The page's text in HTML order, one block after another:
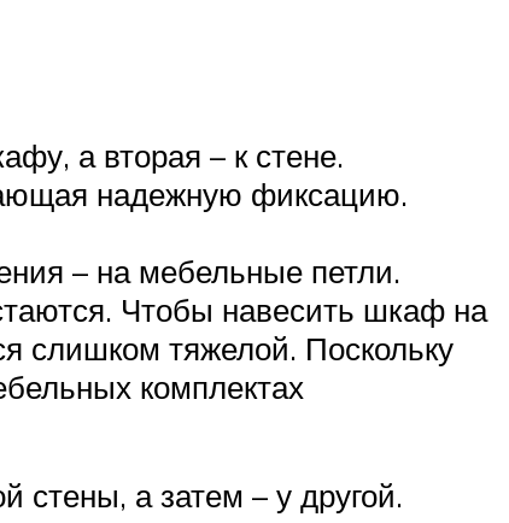
а вторая – к стене.
надежную фиксацию.
– на мебельные петли.
Чтобы навесить шкаф на
слишком тяжелой. Поскольку
комплектах
стены, а затем – у другой.